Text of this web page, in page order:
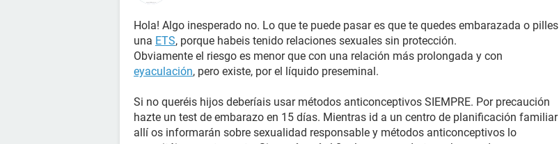
Hola! Algo inesperado no. Lo que te puede pasar es que te quedes embarazada o pilles
una ETS, porque habeis tenido relaciones sexuales sin protección.
Obviamente el riesgo es menor que con una relación más prolongada y con
eyaculación, pero existe, por el líquido preseminal.
Si no queréis hijos deberíais usar métodos anticonceptivos SIEMPRE. Por precaución
hazte un test de embarazo en 15 días. Mientras id a un centro de planificación familiar
allí os informarán sobre sexualidad responsable y métodos anticonceptivos lo